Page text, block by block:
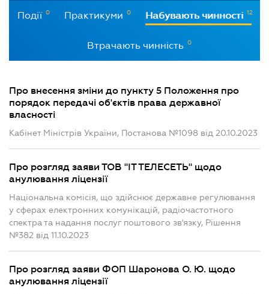
Події 0 Практикуми 0 Набувають чинності 12
Втрачають чинність 0
Про внесення зміни до пункту 5 Положення про
порядок передачі об'єктів права державної
власності
Кабінет Міністрів України, Постанова №1098 від 20.10.2023
Про розгляд заяви ТОВ "ІТ ТЕЛЕСЕТЬ" щодо
анулювання ліцензії
Національна комісія, що здійснює державне регулювання
у сферах електронних комунікацій, радіочастотного
спектра та надання послуг поштового зв'язку, Рішення
№382 від 11.10.2023
Про розгляд заяви ФОП Шаронова О. Ю. щодо
анулювання ліцензії